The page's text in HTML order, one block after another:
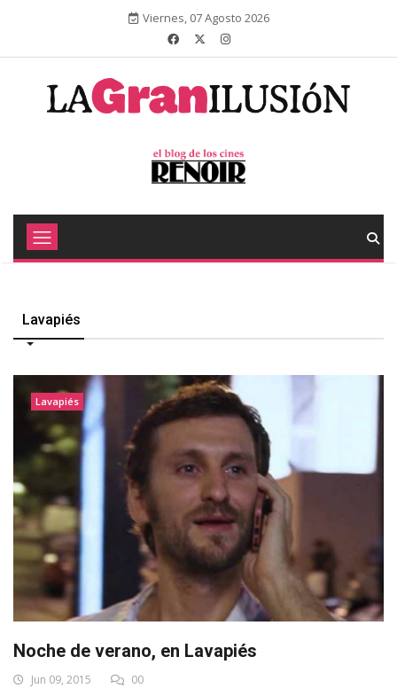
Viernes, 07 Agosto 2026
Lavapiés
Lavapiés
Noche de verano, en Lavapiés
Jun 09, 2015 00